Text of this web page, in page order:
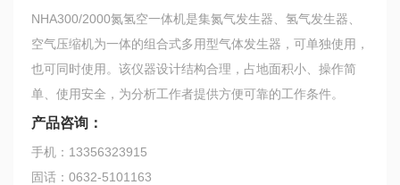
NHA300/2000氮氢空一体机是集氮气发生器、氢气发生器、
空气压缩机为一体的组合式多用型气体发生器，可单独使用，
也可同时使用。该仪器设计结构合理，占地面积小、操作简
单、使用安全，为分析工作者提供方便可靠的工作条件。
产品咨询：
手机：13356323915
固话：0632-5101163